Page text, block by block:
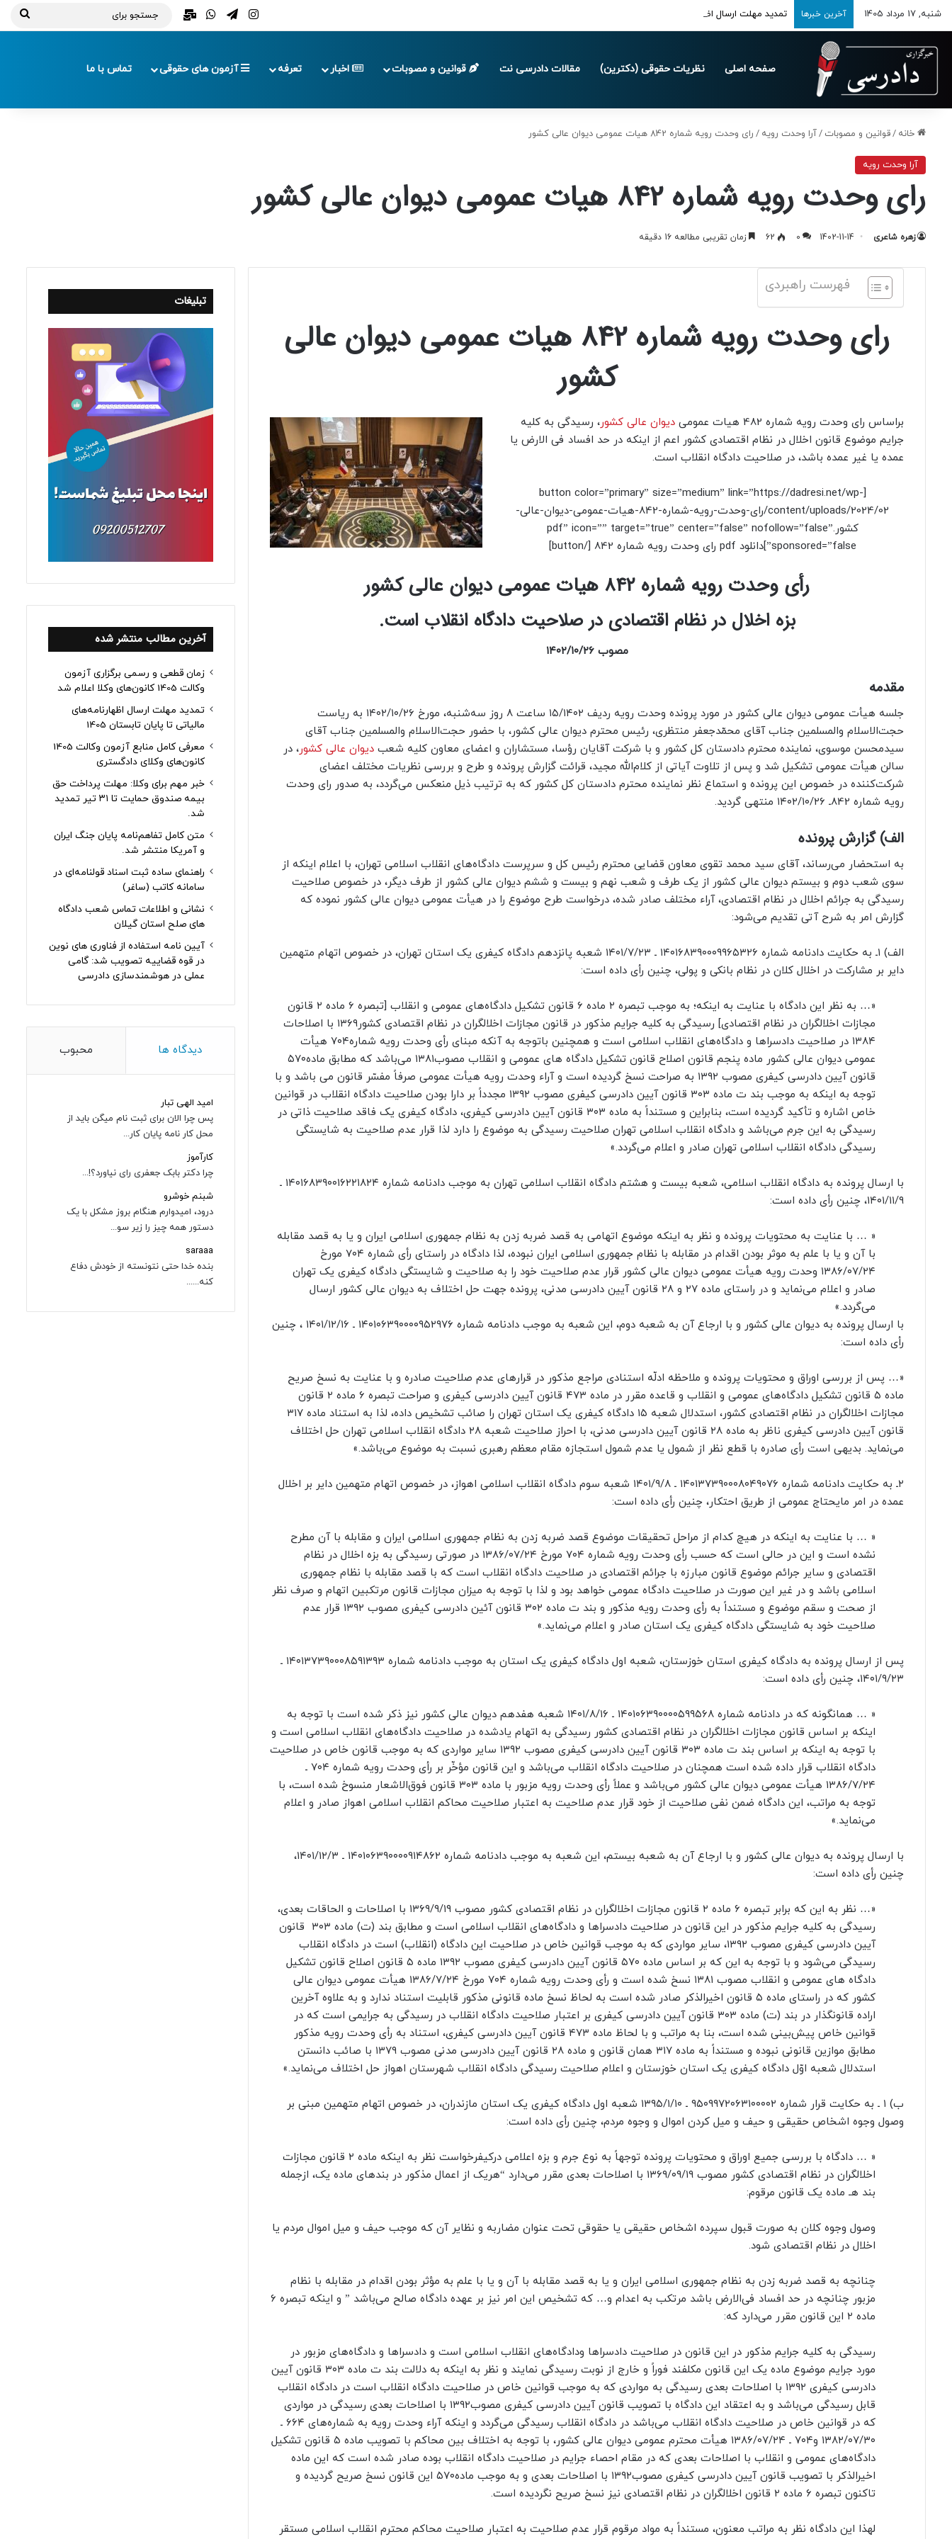
شنبه, 17 مرداد 1405 آخرین خبرها تمدید مهلت ارسال اظهارنامه‌های مالیاتی تا پایان تابستان 1405 اینستاگرام
تلگرامواتس آپ
ایمیل
صفحه اصلی نظریات حقوقی (دکترین) مقالات دادرسی نت قوانین و مصوبات اخبار تعرفه آزمون های حقوقی تماس با ما
خانه /قوانین و مصوبات /آرا وحدت رویه / رای وحدت رویه شماره 842 هیات عمومی دیوان عالی کشور
آرا وحدت رویه
رای وحدت رویه شماره 842 هیات عمومی دیوان عالی کشور
زهره شاعری 1402-11-14
0
62 زمان تقریبی مطالعه 16 دقیقه
فهرست راهبردی
رای وحدت‌ رویه شماره 842 هیات عمومی دیوان عالی
کشور
براساس رای وحدت رویه شماره 482 هیات عمومی دیوان عالی کشور، رسیدگی به کلیه
جرایم موضوع قانون اخلال در نظام اقتصادی کشور اعم از اینکه در حد افساد فی الارض یا
عمده یا غیر عمده باشد، در صلاحیت دادگاه انقلاب است.
[button color=”primary” size=”medium” link=”https://dadresi.net/wp-
content/uploads/2024/02/رای-وحدت‌-رویه-شماره-842-هیات-عمومی-دیوان-عالی-
کشور.pdf” icon=”” target=”true” center=”false” nofollow=”false”
sponsored=”false”]دانلود pdf رای وحدت رویه شماره 842 [/button]
رأی وحدت‌ رویه شماره ۸۴۲ هیات عمومی دیوان عالی کشور
بزه اخلال در نظام اقتصادی در صلاحیت دادگاه انقلاب است.
مصوب ۱۴۰۲/۱۰/۲۶
مقدمه
جلسه هیأت ‌عمومی دیوان عالی کشور در مورد پرونده وحدت رویه ردیف ۱۵/۱۴۰۲ ساعت ۸ روز سه‌شنبه، مورخ ۱۴۰۲/۱۰/۲۶ به ‌ریاست
حجت‌الاسلام‌ والمسلمین جناب آقای محمّدجعفر منتظری، رئیس محترم دیوان ‌‌عالی ‌‌کشور، با حضور حجت‌الاسلام‌ والمسلمین جناب آقای
سیدمحسن موسوی، نماینده محترم دادستان ‌کل‌ کشور و با شرکت آقایان رؤسا، مستشاران و اعضای ‌معاون کلیه شعب دیوان عالی کشور، در
سالن هیأت‌ عمومی تشکیل شد و پس از تلاوت آیاتی از کلام‌الله مجید، قرائت گزارش ‌پرونده و طرح و بررسی نظریات مختلف اعضای
شرکت‌‌کننده در خصوص این پرونده و استماع نظر نماینده محترم دادستان ‌کل‌ کشور که به ‌ترتیب‌ ذیل منعکس ‌می‌گردد، به ‌صدور رای وحدت‌
رویه شماره 842ـ ۱۴۰۲/۱۰/۲۶ منتهی گردید.
الف) گزارش پرونده
به استحضار می‌رساند، آقای سید محمد تقوی معاون قضایی محترم رئیس کل و سرپرست دادگاه‌های انقلاب اسلامی تهران، با اعلام اینکه از
سوی شعب دوم و بیستم دیوان عالی کشور از یک طرف و شعب نهم و بیست و ششم دیوان عالی کشور از طرف دیگر، در خصوص صلاحیت
رسیدگی به جرائم اخلال در نظام اقتصادی، آراء مختلف صادر شده، درخواست طرح موضوع را در هیأت عمومی دیوان عالی کشور نموده که
گزارش امر به شرح آتی تقدیم می‌شود:
الف) ۱ـ به حکایت دادنامه شماره ۱۴۰۱۶۸۳۹۰۰۰۹۹۶۵۳۲۶ ـ ۱۴۰۱/۷/۲۳ شعبه پانزدهم دادگاه کیفری یک استان تهران، در خصوص اتهام متهمین
دایر بر مشارکت در اخلال کلان در نظام بانکی و پولی، چنین رأی داده است:
«… به نظر این دادگاه با عنایت به اینکه؛ به موجب تبصره ۲ ماده ۶ قانون تشکیل دادگاه‌های عمومی و انقلاب [تبصره ۶ ماده ۲ قانون
مجازات اخلالگران در نظام اقتصادی] رسیدگی به کلیه جرایم مذکور در قانون مجازات اخلالگران در نظام اقتصادی کشور۱۳۶۹ با اصلاحات
۱۳۸۴ در صلاحیت دادسراها و دادگاه‌های انقلاب اسلامی است و همچنین باتوجه به آنکه مبنای رأی وحدت رویه شماره۷۰۴ هیأت
عمومی دیوان عالی کشور ماده پنجم قانون اصلاح قانون تشکیل دادگاه های عمومی و انقلاب مصوب۱۳۸۱ می‌باشد که مطابق ماده۵۷۰
قانون آیین دادرسی کیفری مصوب ۱۳۹۲ به صراحت نسخ گردیده است و آراء وحدت رویه هیأت عمومی صرفاً مفسّر قانون می باشد و با
توجه به اینکه به موجب بند ت ماده ۳۰۳ قانون آیین دادرسی کیفری مصوب ۱۳۹۲ مجدداً بر دارا بودن صلاحیت دادگاه انقلاب در قوانین
خاص اشاره و تأکید گردیده است، بنابراین و مستنداً به ماده ۳۰۳ قانون آیین دادرسی کیفری، دادگاه کیفری یک فاقد صلاحیت ذاتی در
رسیدگی به این جرم می‌باشد و دادگاه انقلاب اسلامی تهران صلاحیت رسیدگی به موضوع را دارد لذا قرار عدم صلاحیت به شایستگی
رسیدگی دادگاه انقلاب اسلامی تهران صادر و اعلام می‌گردد.»
با ارسال پرونده به دادگاه انقلاب اسلامی، شعبه بیست و هشتم دادگاه انقلاب اسلامی تهران به موجب دادنامه شماره ۱۴۰۱۶۸۳۹۰۰۱۶۲۲۱۸۲۴ ـ
۱۴۰۱/۱۱/۹، چنین رأی داده است:
« … با عنایت به محتویات پرونده و نظر به اینکه موضوع اتهامی به قصد ضربه زدن به نظام جمهوری اسلامی ایران و یا به قصد مقابله
با آن و یا با علم به موثر بودن اقدام در مقابله با نظام جمهوری اسلامی ایران نبوده، لذا دادگاه در راستای رأی شماره ۷۰۴ مورخ
۱۳۸۶/۰۷/۲۴ وحدت رویه هیأت عمومی دیوان عالی کشور قرار عدم صلاحیت خود را به صلاحیت و شایستگی دادگاه کیفری یک تهران
صادر و اعلام می‌نماید و در راستای ماده ۲۷ و ۲۸ قانون آیین دادرسی مدنی، پرونده جهت حل اختلاف به دیوان عالی کشور ارسال
می‌گردد.»
با ارسال پرونده به دیوان عالی کشور و با ارجاع آن به شعبه دوم، این شعبه به موجب دادنامه شماره ۱۴۰۱۰۶۳۹۰۰۰۰۹۵۲۹۷۶ ـ ۱۴۰۱/۱۲/۱۶ ، چنین
رأی داده است:
«… پس از بررسی اوراق و محتویات پرونده و ملاحظه ادلّه استنادی مراجع مذکور در قرارهای عدم صلاحیت صادره و با عنایت به نسخ صریح
ماده ۵ قانون تشکیل دادگاه‌های عمومی و انقلاب و قاعده مقرر در ماده ۴۷۳ قانون آیین دادرسی کیفری و صراحت تبصره ۶ ماده ۲ قانون
مجازات اخلالگران در نظام اقتصادی کشور، استدلال شعبه ۱۵ دادگاه کیفری یک استان تهران را صائب تشخیص داده، لذا به استناد ماده ۳۱۷
قانون آیین دادرسی کیفری ناظر به ماده ۲۸ قانون آیین دادرسی مدنی، با احراز صلاحیت شعبه ۲۸ دادگاه انقلاب اسلامی تهران حل اختلاف
می‌نماید. بدیهی است رأی صادره با قطع نظر از شمول یا عدم شمول استجازه مقام معظم رهبری نسبت به موضوع می‌باشد.»
۲ـ به حکایت دادنامه شماره ۱۴۰۱۳۷۳۹۰۰۰۸۰۴۹۰۷۶ ـ ۱۴۰۱/۹/۸ شعبه سوم دادگاه انقلاب اسلامی اهواز، در خصوص اتهام متهمین دایر بر اخلال
عمده در امر مایحتاج عمومی از طریق احتکار، چنین رأی داده است:
« … با عنایت به اینکه در هیچ کدام از مراحل تحقیقات موضوع قصد ضربه زدن به نظام جمهوری اسلامی ایران و مقابله با آن مطرح
نشده است و این در حالی است که حسب رأی وحدت رویه شماره ۷۰۴ مورخ ۱۳۸۶/۰۷/۲۴ در صورتی رسیدگی به بزه اخلال در نظام
اقتصادی و سایر جرائم موضوع قانون مبارزه با جرائم اقتصادی در صلاحیت دادگاه انقلاب است که با قصد مقابله با نظام جمهوری
اسلامی باشد و در غیر این صورت در صلاحیت دادگاه عمومی خواهد بود و لذا با توجه به میزان مجازات قانون مرتکبین اتهام و صرف نظر
از صحت و سقم موضوع و مستنداً به رأی وحدت رویه مذکور و بند ت ماده ۳۰۲ قانون آئین دادرسی کیفری مصوب ۱۳۹۲ قرار عدم
صلاحیت خود به شایستگی دادگاه کیفری یک استان صادر و اعلام می‌نماید.»
پس از ارسال پرونده به دادگاه کیفری استان خوزستان، شعبه اول دادگاه کیفری یک استان به موجب دادنامه شماره ۱۴۰۱۳۷۳۹۰۰۰۸۵۹۱۳۹۳ ـ
۱۴۰۱/۹/۲۳، چنین رأی داده است:
« … همانگونه که در دادنامه شماره ۱۴۰۱۰۶۳۹۰۰۰۰۵۹۹۵۶۸ ـ ۱۴۰۱/۸/۱۶ شعبه هفدهم دیوان عالی کشور نیز ذکر شده است با توجه به
اینکه بر اساس قانون مجازات اخلالگران در نظام اقتصادی کشور رسیدگی به اتهام یادشده در صلاحیت دادگاه‌های انقلاب اسلامی است و
با توجه به اینکه بر اساس بند ت ماده ۳۰۳ قانون آیین دادرسی کیفری مصوب ۱۳۹۲ سایر مواردی که به موجب قانون خاص در صلاحیت
دادگاه انقلاب قرار داده شده است همچنان در صلاحیت دادگاه انقلاب می‌باشد و این قانون مؤخّر بر رأی وحدت رویه شماره ۷۰۴ ـ
۱۳۸۶/۷/۲۴ هیأت عمومی دیوان عالی کشور می‌باشد و عملاً رأی وحدت رویه مزبور با ماده ۳۰۳ قانون فوق‌الاشعار منسوخ شده است، با
توجه به ‌مراتب، این دادگاه ضمن نفی صلاحیت از خود قرار عدم صلاحیت به اعتبار صلاحیت محاکم انقلاب اسلامی اهواز صادر و اعلام
می‌نماید.»
با ارسال پرونده به دیوان عالی کشور و با ارجاع آن به شعبه بیستم، این شعبه به موجب دادنامه شماره ۱۴۰۱۰۶۳۹۰۰۰۰۹۱۴۸۶۲ ـ ۱۴۰۱/۱۲/۳،
چنین رأی داده است:
«… نظر به این که برابر تبصره ۶ ماده ۲ قانون مجازات اخلالگران در نظام اقتصادی کشور مصوب ۱۳۶۹/۹/۱۹ با اصلاحات و الحاقات بعدی،
رسیدگی به کلیه جرایم مذکور در این قانون در صلاحیت دادسراها و دادگاه‌های انقلاب اسلامی است و مطابق بند (ت) ماده ۳۰۳ قانون
آیین دادرسی کیفری مصوب ۱۳۹۲، سایر مواردی که به موجب قوانین خاص در صلاحیت این دادگاه (انقلاب) است در دادگاه انقلاب
رسیدگی می‌شود و با توجه به این که بر اساس ماده ۵۷۰ قانون آیین دادرسی کیفری مصوب ۱۳۹۲ ماده ۵ قانون اصلاح قانون تشکیل
دادگاه های عمومی و انقلاب مصوب ۱۳۸۱ نسخ شده است و رأی وحدت رویه شماره ۷۰۴ مورخ ۱۳۸۶/۷/۲۴ هیأت عمومی دیوان عالی
کشور که در راستای ماده ۵ قانون اخیرالذکر صادر شده است به لحاظ نسخ ماده قانونی مذکور قابلیت استناد ندارد و به علاوه آخرین
اراده قانونگذار در بند (ت) ماده ۳۰۳ قانون آیین دادرسی کیفری بر اعتبار صلاحیت دادگاه انقلاب در رسیدگی به جرایمی است که در
قوانین خاص پیش‌بینی شده است، بنا به مراتب و با لحاظ ماده ۴۷۳ قانون آیین دادرسی کیفری، استناد به رأی وحدت رویه مذکور
مطابق موازین قانونی نبوده و مستنداً به ماده ۳۱۷ همان قانون و ماده ۲۸ قانون آیین دادرسی مدنی مصوب ۱۳۷۹ با صائب دانستن
استدلال شعبه اوّل دادگاه کیفری یک استان خوزستان و اعلام صلاحیت رسیدگی دادگاه انقلاب شهرستان اهواز حل اختلاف می‌نماید.»
ب) ۱ ـ به حکایت قرار شماره ۹۵۰۹۹۷۲۰۶۳۱۰۰۰۰۲ ـ ۱۳۹۵/۱/۱۰ شعبه اول دادگاه کیفری یک استان مازندران، در خصوص اتهام متهمین مبنی بر
وصول وجوه اشخاص حقیقی و حیف و میل کردن اموال و وجوه مردم، چنین رأی داده است:
« … دادگاه با بررسی جمیع اوراق و محتویات پرونده توجهاً به نوع جرم و بزه اعلامی درکیفرخواست نظر به اینکه ماده ۲ قانون مجازات
اخلالگران در نظام اقتصادی کشور مصوب ۱۳۶۹/۰۹/۱۹ با اصلاحات بعدی مقرر می‌دارد “هریک از اعمال مذکور در بندهای ماده یک، ازجمله
بند هـ ماده یک قانون مرقوم:
وصول وجوه کلان به صورت قبول سپرده اشخاص حقیقی یا حقوقی تحت عنوان مضاربه و نظایر آن که موجب حیف و میل اموال مردم یا
اخلال در نظام اقتصادی شود.
چنانچه به قصد ضربه زدن به نظام جمهوری اسلامی ایران و یا به قصد مقابله با آن و یا با علم به مؤثر بودن اقدام در مقابله با نظام
مزبور چنانچه در حد افساد فی‌الارض باشد مرتکب به اعدام و… که تشخیص این امر نیز بر عهده دادگاه صالح می‌باشد ” و اینکه تبصره ۶
ماده ۲ این قانون مقرر می‌دارد که:
رسیدگی به کلیه جرایم مذکور در این قانون در صلاحیت دادسراها ودادگاه‌های انقلاب اسلامی است و دادسراها و دادگاه‌های مزبور در
مورد جرایم موضوع ماده یک این قانون مکلفند فوراً و خارج از نوبت رسیدگی نمایند و نظر به اینکه به دلالت بند ت ماده ۳۰۳ قانون آیین
دادرسی کیفری ۱۳۹۲ با اصلاحات بعدی رسیدگی به مواردی که به موجب قوانین خاص در صلاحیت دادگاه انقلاب است در دادگاه انقلاب
قابل رسیدگی می‌باشد و به اعتقاد این دادگاه با تصویب قانون آیین دادرسی کیفری مصوب۱۳۹۲ با اصلاحات بعدی رسیدگی در مواردی
که در قوانین خاص در صلاحیت دادگاه انقلاب می‌باشد در دادگاه انقلاب رسیدگی می‌گردد و اینکه آراء وحدت رویه به شماره‌های ۶۶۴ ـ
۱۳۸۲/۰۷/۳۰ و۷۰۴ ـ ۱۳۸۶/۰۷/۲۴ هیأت محترم عمومی دیوان عالی کشور، با توجه به اختلاف بین محاکم با تصویب ماده ۵ قانون تشکیل
دادگاه‌های عمومی و انقلاب با اصلاحات بعدی که در مقام احصاء جرایم در صلاحیت دادگاه انقلاب بوده صادر شده است که این ماده
اخیرالذکر با تصویب قانون آیین دادرسی کیفری مصوب۱۳۹۲ با اصلاحات بعدی و به موجب ماده۵۷۰ این قانون نسخ صریح گردیده و
تاکنون تبصره ۶ ماده ۲ قانون اخلالگران در نظام اقتصادی نیز نسخ صریح نگردیده است.
لهذا این دادگاه نظر به مراتب معنون، مستنداً به مواد مرقوم قرار عدم صلاحیت به اعتبار صلاحیت محاکم محترم انقلاب اسلامی مستقر
تبلیغات
آخرین مطالب منتشر شده
زمان قطعی و رسمی برگزاری آزمون
وکالت 1405 کانون‌های وکلا اعلام شد
تمدید مهلت ارسال اظهارنامه‌های
مالیاتی تا پایان تابستان 1405
معرفی کامل منابع آزمون وکالت 1405
کانون‌های وکلای دادگستری
خبر مهم برای وکلا: مهلت پرداخت حق
بیمه صندوق حمایت تا ۳۱ تیر تمدید
شد.
متن کامل تفاهم‌نامه پایان جنگ ایران
و آمریکا منتشر شد.
راهنمای ساده ثبت اسناد قولنامه‌ای در
سامانه کاتب (ساغر)
نشانی و اطلاعات تماس شعب دادگاه
های صلح استان گیلان
آیین نامه استفاده از فناوری های نوین
در قوه قضاییه تصویب شد: گامی
عملی در هوشمندسازی دادرسی
دیدگاه ها محبوب
امید الهی تبار
پس چرا الان برای ثبت نام میگن باید از
محل کار نامه پایان کار...
کارآموز
چرا دکتر بابک جعفری رای نیاورد؟!...
شبنم خوشرو
درود، امیدوارم هنگام بروز مشکل با یک
دستور همه چیز را زیر سو...
saraaa
بنده خدا حتی نتونسته از خودش دفاع
کنه......